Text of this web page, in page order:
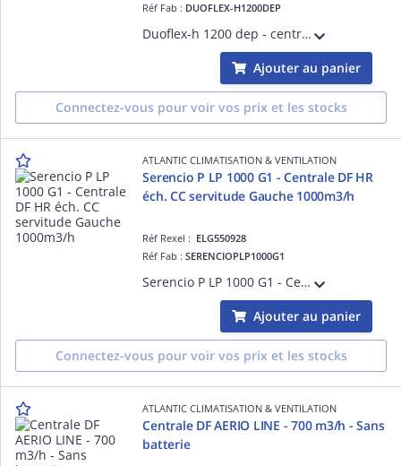
Réf Fab : DUOFLEX-H1200DEP
Duoflex-h 1200 dep - centrale double flux cc horizontal 1200m3/h+dep - double flux haut rendement >80% - version horizontale - moteurs ec - turbine réaction - isol. 25 mm lm - filtration f7/m5 - régul intégrée - hauteur 370mm
Ajouter au panier
Connectez-vous pour voir vos prix et les stocks
ATLANTIC CLIMATISATION & VENTILATION
Serencio P LP 1000 G1 - Centrale DF HR
éch. CC servitude Gauche 1000m3/h
Réf Rexel : ELG550928
Réf Fab :SERENCIOPLP1000G1
Serencio P LP 1000 G1 - Centrale DF HR échangeur contre-courant servitude Gauche 1000m3/h - plugfan EC - isol. 30 mm laine minérale - EN 1886 : D2-L2-F9-T3-TB2 - Portes coulissantes et pompe de relevage condensats en standard
Ajouter au panier
Connectez-vous pour voir vos prix et les stocks
ATLANTIC CLIMATISATION & VENTILATION
Centrale DF AERIO LINE - 700 m3/h - Sans
batterie